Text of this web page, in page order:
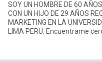
SOY UN HOMBRE DE 60
CON UN HIJO DE 29 AÑOS RECIBIDO EN LA PROFESION DE
MARKETING EN LA UNIVERSIDAD
LIMA PERU. Encuentrame cero cero cinco uno nueve dos seis